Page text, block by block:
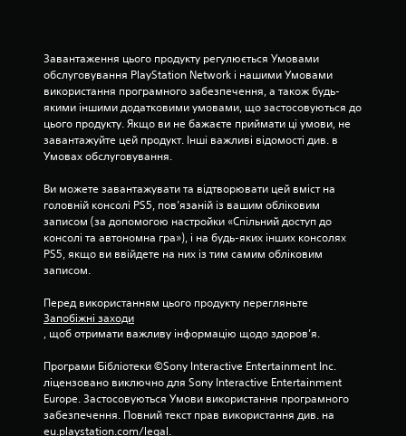
ц
і
о
к
Завантаження цього продукту регулюється Умовами
обслуговування PlayStation Network і нашими Умовами
використання програмного забезпечення, а також будь-
якими іншими додатковими умовами, що застосовуються до
цього продукту. Якщо ви не бажаєте приймати ці умови, не
завантажуйте цей продукт. Інші важливі відомості див. в
Умовах обслуговування.
Ви можете завантажувати та відтворювати цей вміст на
головній консолі PS5, пов’язаній із вашим обліковим
записом (за допомогою настройки «Спільний доступ до
консолі та автономна гра»), і на будь-яких інших консолях
PS5, якщо ви ввійдете на них із тим самим обліковим
записом.
Перед використанням цього продукту перегляньте
Запобіжні заходи
, щоб отримати важливу інформацію щодо здоров’я.
Програми Бібліотеки ©Sony Interactive Entertainment Inc.
ліцензовано виключно для Sony Interactive Entertainment
Europe. Застосовуються Умови використання програмного
забезпечення. Повний текст прав використання див. на
eu.playstation.com/legal.